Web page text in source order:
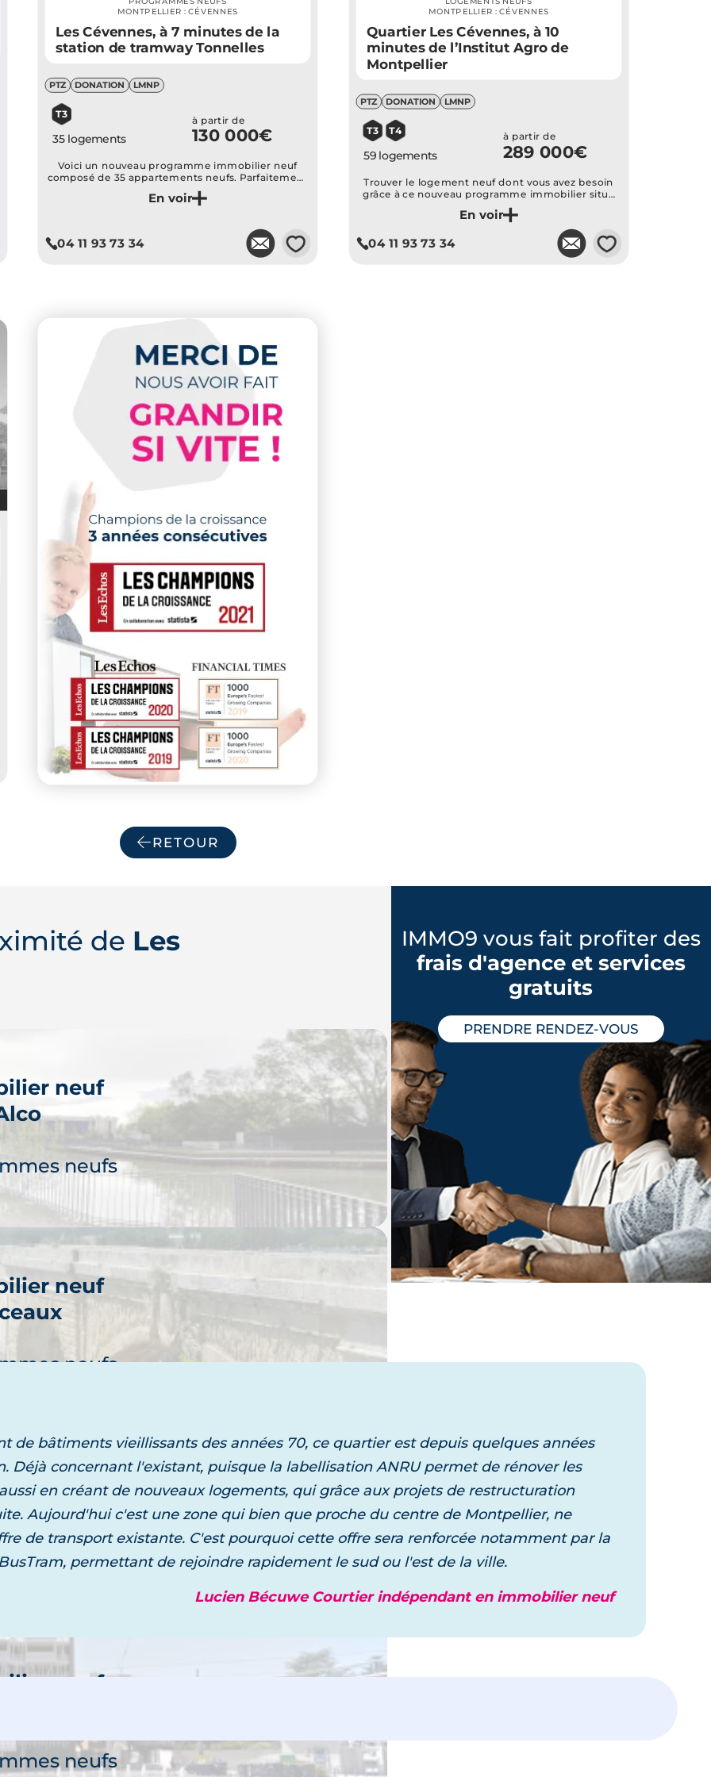
Je découvre ce programme
MONTPELLIER : CÉVENNES
Les Cévennes, à 7 minutes de la
station de tramway Tonnelles
PTZ DONATION LMNP
T3
35 logements
à partir de
130 000€
Voici un nouveau programme immobilier neuf
composé de 35 appartements neufs. Parfaitement
aménagés, ces logements assurent un confort de
vie supérieur à leurs habitants. Dans un
de transports en commun et en commerces de
04 11 93 73 34 💗
Je découvre ce programme
MONTPELLIER : CÉVENNES
Quartier Les Cévennes, à 10
minutes de l’Institut Agro de
Montpellier
PTZ DONATION LMNP
T3 T4
59 logements
à partir de
289 000€
Trouver le logement neuf dont vous avez besoin
grâce à ce nouveau programme immobilier situé
dans le quartier Les Cévènes à l'ouest du centre-
ville de Montpellier...
04 11 93 73 34 💗
RETOUR
de Les
neuf
neufs
neuf
neufs
neuf
neuf
neuf
neufs
IMMO9 vous fait profiter des
frais d'agence et services
gratuits
PRENDRE RENDEZ-VOUS
un expert vous accompagne dans
de bâtiments vieillissants des années 70, ce quartier est depuis quelques années
Déjà concernant l'existant, puisque la labellisation ANRU permet de rénover les
en créant de nouveaux logements, qui grâce aux projets de restructuration
Aujourd'hui c'est une zone qui bien que proche du centre de Montpellier, ne
de transport existante. C'est pourquoi cette offre sera renforcée notamment par la
permettant de rejoindre rapidement le sud ou l'est de la ville.
Lucien Bécuwe Courtier indépendant en immobilier neuf